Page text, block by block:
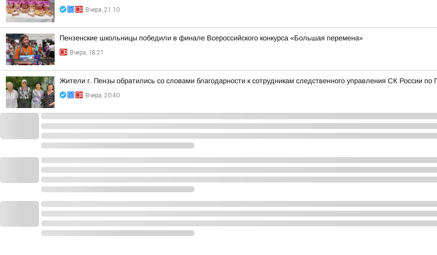
Вчера, 21:10
Пензенские школьницы победили в финале Всероссийского конкурса «Большая перемена»
Вчера, 18:21
Жители г. Пензы обратились со словами благодарности к сотрудникам следственного управления СК России по
Вчера, 20:40